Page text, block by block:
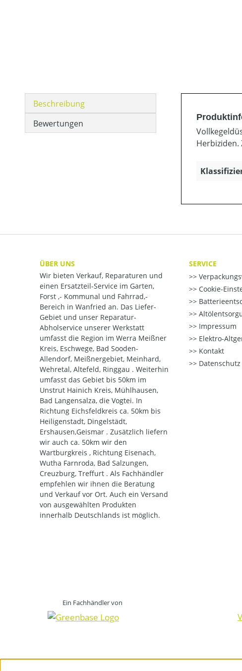
Beschreibung
Bewertungen
Herbiziden.
ÜBER UNS
Wir bieten Verkauf, Reparaturen und
einen Ersatzteil-Service im Garten,
Forst ,- Kommunal und Fahrrad,-
Bereich in Wanfried an. Das Liefer-
Gebiet und unser Reparatur-
Abholservice unserer Werkstatt
umfasst die Region im Werra Meißner
Kreis, Eschwege, Bad Sooden-
Allendorf, Meißnergebiet, Meinhard,
Wehretal, Altefeld, Ringgau . Weiterhin
umfasst das Gebiet bis 50km im
Unstrut Hainich Kreis, Mühlhausen,
Bad Langensalza, die Vogtei. In
Richtung Eichsfeldkreis ca. 50km bis
Heiligenstadt, Dingelstädt,
Ershausen,Geismar . Zusätzlich liefern
wir auch ca. 50km wir den
Wartburgkreis , Richtung Eisenach,
Wutha Farnroda, Bad Salzungen,
Creuzburg, Treffurt . Als Fachhändler
empfehlen wir ihnen die Beratung
und Verkauf vor Ort. Auch ein Versand
von ausgewählten Produkten
innerhalb Deutschlands ist möglich.
SERVICE
Cookie-
Impressum
Elektro-
Kontakt
Datenschutz
Ein Fachhändler von